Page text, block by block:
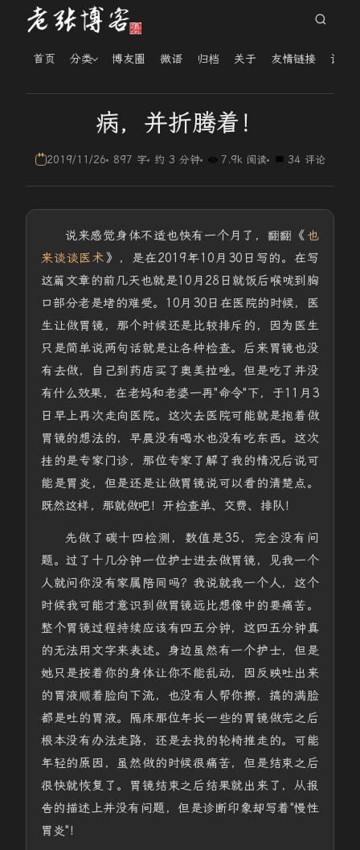
首页 分类 博友圈 微语 归档 关于 友情链接 读者
病，并折腾着！
2019/11/26 897 字 约 3 分钟 7.9k 阅读 34 评论
说来感觉身体不适也快有一个月了，翻翻《 也
来谈谈医术 》，是在2019年10月30日写的。在写
这篇文章的前几天也就是10月28日就饭后喉咙到胸
口部分老是堵的难受。10月30日在医院的时候，医
生让做胃镜，那个时候还是比较排斥的，因为医生
只是简单说两句话就是让各种检查。后来胃镜也没
有去做，自己到药店买了奥美拉唑。但是吃了并没
有什么效果，在老妈和老婆一再"命令"下，于11月3
日早上再次走向医院。这次去医院可能就是抱着做
胃镜的想法的，早晨没有喝水也没有吃东西。这次
挂的是专家门诊，那位专家了解了我的情况后说可
能是胃炎，但是还是让做胃镜说可以看的清楚点。
既然这样，那就做吧！开检查单、交费、排队！
先做了碳十四检测，数值是35，完全没有问
题。过了十几分钟一位护士进去做胃镜，见我一个
人就问你没有家属陪同吗？我说就我一个人，这个
时候我可能才意识到做胃镜远比想像中的要痛苦。
整个胃镜过程持续应该有四五分钟，这四五分钟真
的无法用文字来表述。身边虽然有一个护士，但是
她只是按着你的身体让你不能乱动，因反映吐出来
的胃液顺着脸向下流，也没有人帮你擦，搞的满脸
都是吐的胃液。隔床那位年长一些的胃镜做完之后
根本没有办法走路，还是去找的轮椅推走的。可能
年轻的原因，虽然做的时候很痛苦，但是结束之后
很快就恢复了。胃镜结束之后结果就出来了，从报
告的描述上并没有问题，但是诊断印象却写着"慢性
胃炎"！